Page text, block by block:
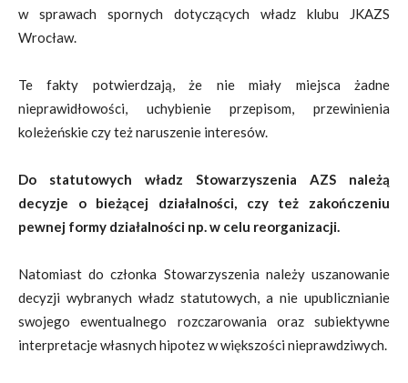
w sprawach spornych dotyczących władz klubu JKAZS
Wrocław.
Te fakty potwierdzają, że nie miały miejsca żadne
nieprawidłowości, uchybienie przepisom, przewinienia
koleżeńskie czy też naruszenie interesów.
Do statutowych władz Stowarzyszenia AZS należą
decyzje o bieżącej działalności, czy też zakończeniu
pewnej formy działalności np. w celu reorganizacji.
Natomiast do członka Stowarzyszenia należy uszanowanie
decyzji wybranych władz statutowych, a nie upublicznianie
swojego ewentualnego rozczarowania oraz subiektywne
interpretacje własnych hipotez w większości nieprawdziwych.